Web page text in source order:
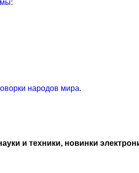
:
народов мира.
и техники, новинки